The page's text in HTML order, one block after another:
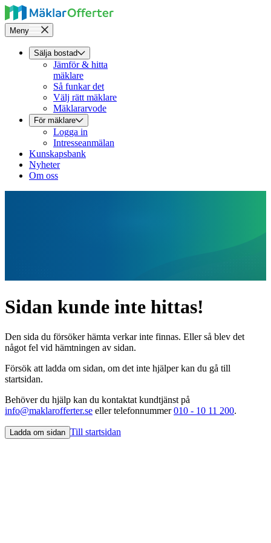
Meny
Sälja bostad
Jämför & hitta
mäklare
Så funkar det
Välj rätt mäklare
Mäklararvode
För mäklare
Logga in
Intresseanmälan
Kunskapsbank
Nyheter
Om oss
Sidan kunde inte hittas!
Den sida du försöker hämta verkar inte finnas. Eller så blev det
något fel vid hämtningen av sidan.
Försök att ladda om sidan, om det inte hjälper kan du gå till
startsidan.
Behöver du hjälp kan du kontaktat kundtjänst på
info@maklarofferter.se eller telefonnummer010 - 10 11 200.
Ladda om sidan Till startsidan